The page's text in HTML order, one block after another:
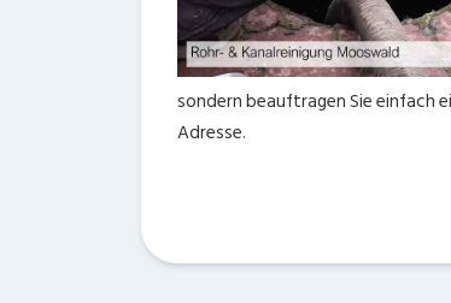
sondern beauftragen Sie einfach
Adresse.